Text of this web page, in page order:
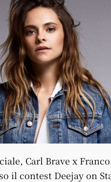
Carl Brave x
il contest Deejay on